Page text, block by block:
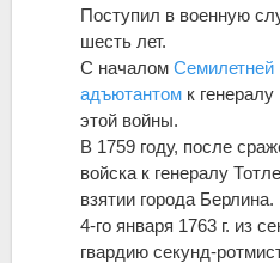
Поступил в военную
шесть лет.
С началомСемилетней
адъютантом к
этой войны.
В 1759 году, после
войска к генералу
взятии города Берлина.
4-го января 1763 г. из
гвардию секунд-